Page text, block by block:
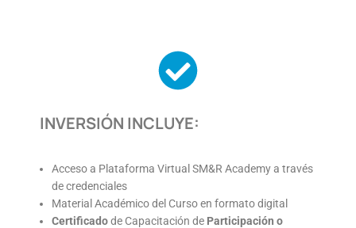
INVERSIÓN INCLUYE:
Acceso a Plataforma Virtual SM&R Academy a través
de credenciales
Material Académico del Curso en formato digital
Certificadode Capacitación de Participación o